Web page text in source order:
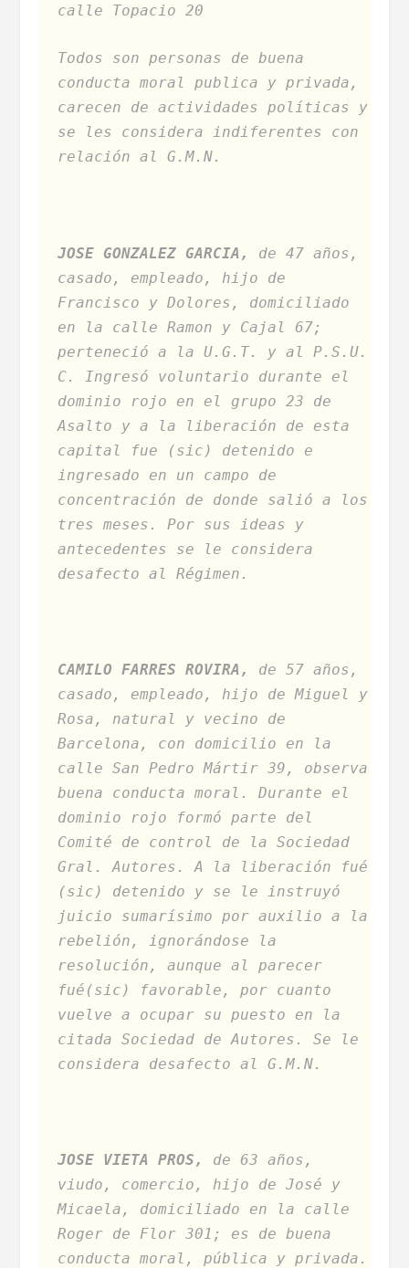
calle Topacio 20
Todos son personas de buena
conducta moral publica y privada,
carecen de actividades políticas y
se les considera indiferentes con
relación al G.M.N.
JOSE GONZALEZ GARCIA,
de 47 años,
casado, empleado, hijo de
Francisco y Dolores, domiciliado
en la calle Ramon y Cajal 67;
perteneció a la U.G.T. y al P.S.U.
C. Ingresó voluntario durante el
dominio rojo en el grupo 23 de
Asalto y a la liberación de esta
capital fue (sic) detenido e
ingresado en un campo de
concentración de donde salió a los
tres meses. Por sus ideas y
antecedentes se le considera
desafecto al Régimen.
CAMILO FARRES ROVIRA,
de 57 años,
casado, empleado, hijo de Miguel y
Rosa, natural y vecino de
Barcelona, con domicilio en la
calle San Pedro Mártir 39, observa
buena conducta moral. Durante el
dominio rojo formó parte del
Comité de control de la Sociedad
Gral. Autores. A la liberación fué
(sic) detenido y se le instruyó
juicio sumarísimo por auxilio a la
rebelión, ignorándose la
resolución, aunque al parecer
fué(sic) favorable, por cuanto
vuelve a ocupar su puesto en la
citada Sociedad de Autores. Se le
considera desafecto al G.M.N.
JOSE VIETA PROS,
de 63 años,
viudo, comercio, hijo de José y
Micaela, domiciliado en la calle
Roger de Flor 301; es de buena
conducta moral, pública y privada.